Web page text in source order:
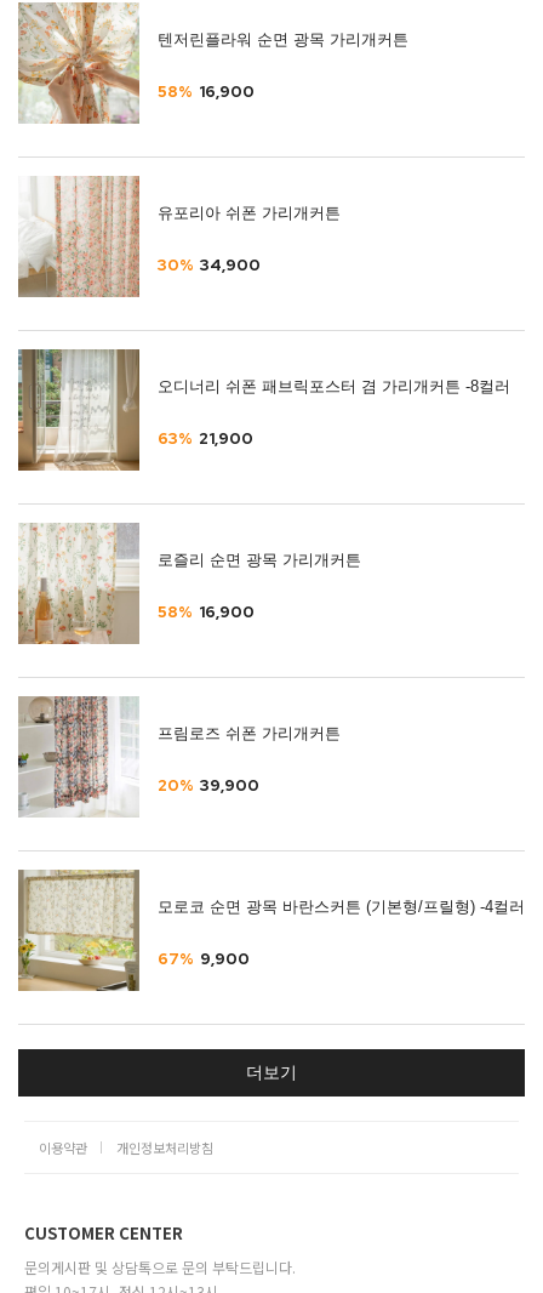
텐저린플라워 순면 광목 가리개커튼
58% 16,900
유포리아 쉬폰 가리개커튼
30% 34,900
오디너리 쉬폰 패브릭포스터 겸 가리개커튼 -8컬러
63% 21,900
로즐리 순면 광목 가리개커튼
58% 16,900
프림로즈 쉬폰 가리개커튼
20% 39,900
모로코 순면 광목 바란스커튼 (기본형/프릴형) -4컬러
67% 9,900
더보기
이용약관 개인정보처리방침
CUSTOMER CENTER
문의게시판 및 상담톡으로 문의 부탁드립니다.